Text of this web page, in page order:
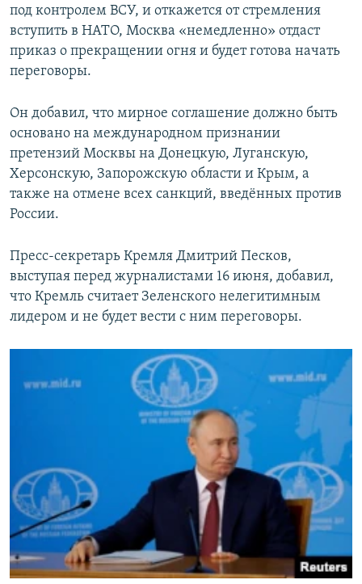
под контролем ВСУ, и откажется от стремления
вступить в НАТО, Москва «немедленно» отдаст
приказ о прекращении огня и будет готова начать
переговоры.
Он добавил, что мирное соглашение должно быть
основано на международном признании
претензий Москвы на Донецкую, Луганскую,
Херсонскую, Запорожскую области и Крым, а
также на отмене всех санкций, введённых против
России.
Пресс-секретарь Кремля Дмитрий Песков,
выступая перед журналистами 16 июня, добавил,
что Кремль считает Зеленского нелегитимным
лидером и не будет вести с ним переговоры.